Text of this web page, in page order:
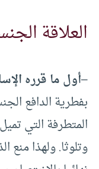
العلاقة
–أول ما قرره
بفطرية الدافع
المتطرفة التي
وتلوثا. ولهذا منع